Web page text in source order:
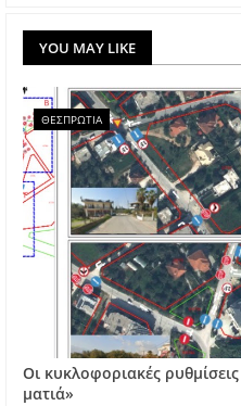
YOU MAY LIKE
ΘΕΣΠΡΩΤΙΑ
Οι κυκλοφοριακές
ματιά»